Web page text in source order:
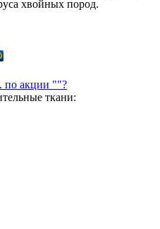
хвойных пород.
по акции ""?
ткани: